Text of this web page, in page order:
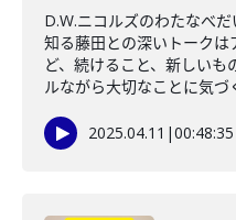
D.W.ニコルズのわたなべ
知る藤田との深いトークは
ど、続けること、新しい
ルながら大切なことに気づ
2025.04.11 |00:48:35